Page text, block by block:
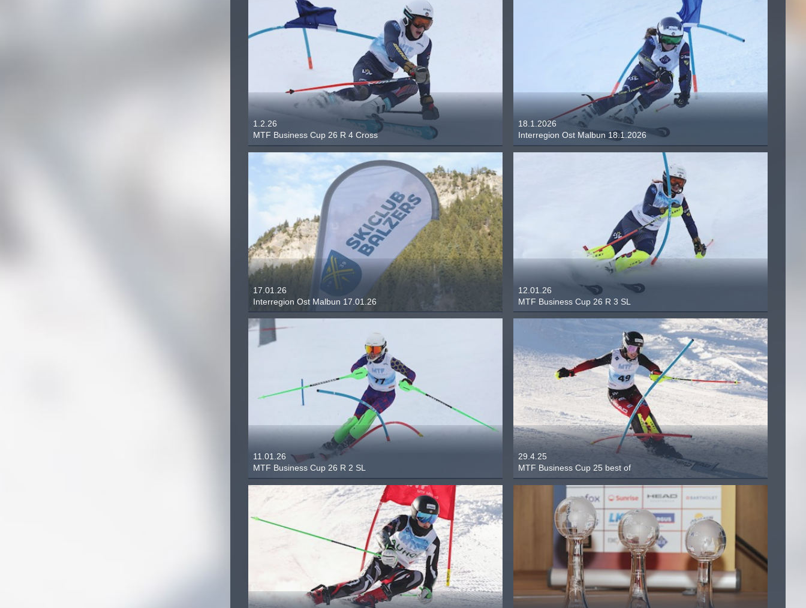
1.2.26
MTF Business Cup 26 R 4 Cross
18.1.2026
Interregion Ost Malbun 18.1.2026
17.01.26
Interregion Ost Malbun 17.01.26
12.01.26
MTF Business Cup 26 R 3 SL
11.01.26
MTF Business Cup 26 R 2 SL
29.4.25
MTF Business Cup 25 best of